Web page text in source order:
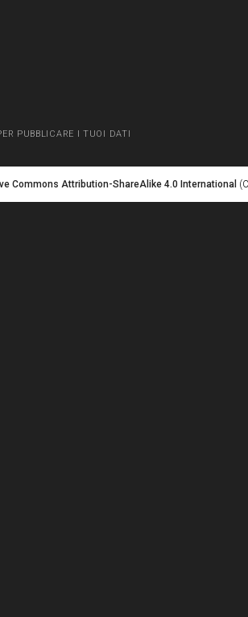
PUBBLICARE I TUOI DATI
Commons Attribution-ShareAlike 4.0 International